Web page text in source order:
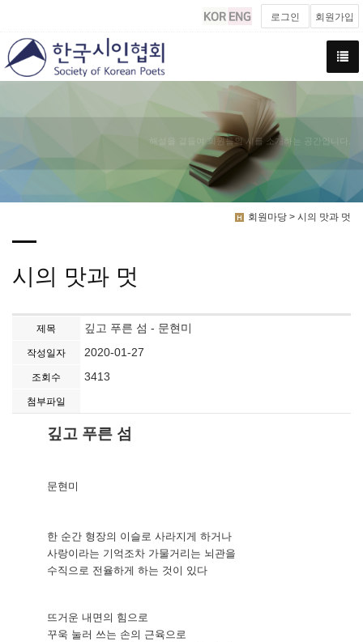
로그인 회원가입
해설을 곁들여 회원들의 시를 소개하는 공간입니다.
회원마당 > 시의 맛과 멋
시의 맛과 멋
제목 깊고 푸른 섬 - 문현미
작성일자 2020-01-27
조회수 3413
첨부파일
깊고 푸른 섬
문현미
한 순간 형장의 이슬로 사라지게 하거나
사랑이라는 기억조차 가물거리는 뇌관을
수직으로 전율하게 하는 것이 있다
뜨거운 내면의 힘으로
꾸욱 눌러 쓰는 손의 근육으로